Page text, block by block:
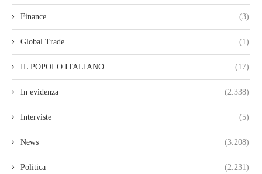
Finance (3)
Global Trade (1)
IL POPOLO ITALIANO (17)
In evidenza (2.338)
Interviste (5)
News (3.208)
Politica (2.231)